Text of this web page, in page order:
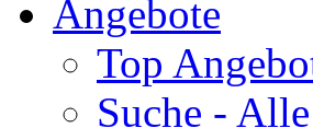
Angebote
Top
Suche -